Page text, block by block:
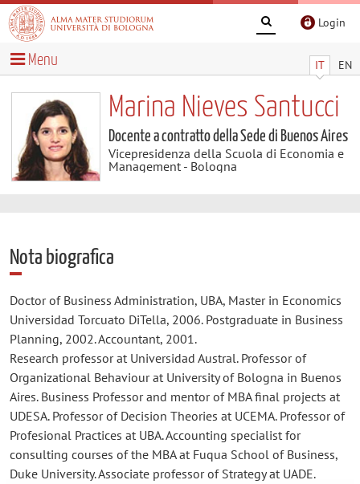
Login
IT EN
Menu
Marina Nieves Santucci
Docente a contratto della Sede di Buenos Aires
Vicepresidenza della Scuola di Economia e
Management - Bologna
Nota biografica
Doctor of Business Administration, UBA, Master in Economics
Universidad Torcuato DiTella, 2006. Postgraduate in Business
Planning, 2002. Accountant, 2001.
Research professor at Universidad Austral. Professor of
Organizational Behaviour at University of Bologna in Buenos
Aires. Business Professor and mentor of MBA final projects at
UDESA. Professor of Decision Theories at UCEMA. Professor of
Profesional Practices at UBA. Accounting specialist for
consulting courses of the MBA at Fuqua School of Business,
Duke University. Associate professor of Strategy at UADE.